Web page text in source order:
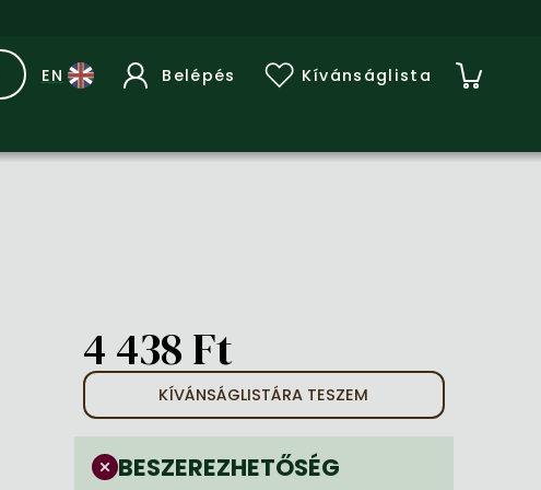
Belépés Kívánságlista
4 438 Ft
KÍVÁNSÁGLISTÁRA TESZEM
BESZEREZHETŐSÉG